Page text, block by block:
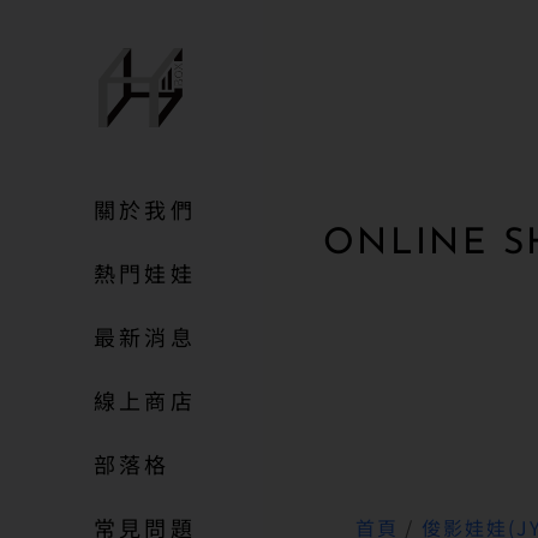
關於我們
熱門娃娃
最新消息
線上商店
部落格
常見問題
ONLINE
首頁 / 俊影娃娃